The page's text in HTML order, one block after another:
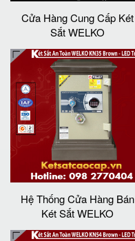
Cửa Hàng Cung Cấp Két
Sắt WELKO
Hệ Thống Cửa Hàng Bán
Két Sắt WELKO